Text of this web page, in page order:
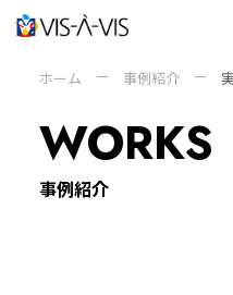
ホーム 事例紹介
WORKS
事例紹介